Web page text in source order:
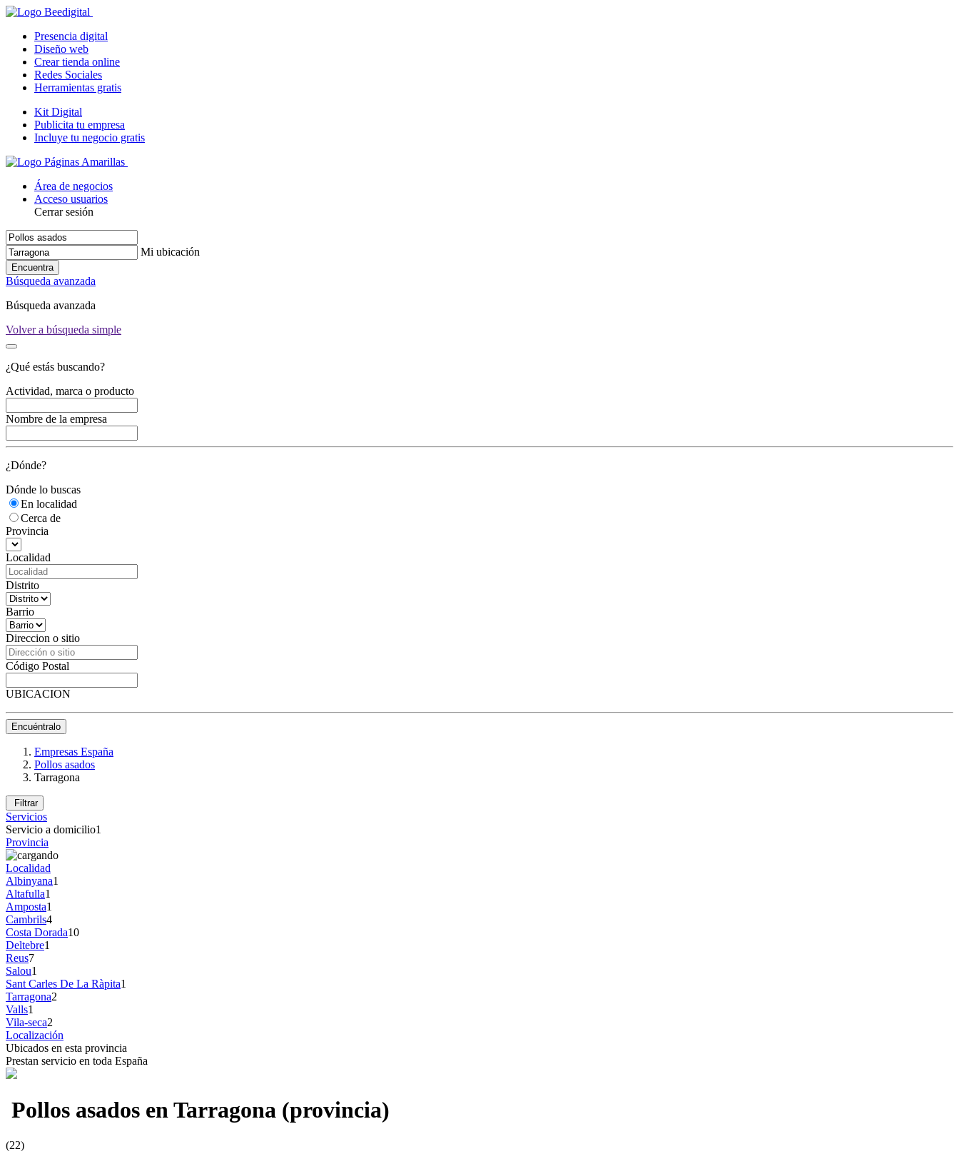
Presencia digital
Diseño web
Crear tienda online
Redes Sociales
Herramientas gratis
Kit Digital
Publicita tu empresa
Incluye tu negocio gratis
Área de negocios
Acceso usuarios
Cerrar sesión
Mi ubicación
Encuentra
Búsqueda avanzada
Búsqueda avanzada
Volver a búsqueda simple
¿Qué estás buscando?
Actividad, marca o producto
Nombre de la empresa
¿Dónde?
Dónde lo buscas
En localidad
Cerca de
Provincia
Localidad
Distrito
Barrio
Direccion o sitio
Código Postal
UBICACION
Encuéntralo
Empresas España
Pollos asados
Tarragona
Filtrar
Servicios
Servicio a domicilio1
Provincia
Localidad
Albinyana1
Altafulla1
Amposta1
Cambrils4
Costa Dorada10
Deltebre1
Reus7
Salou1
Sant Carles De La Ràpita1
Tarragona2
Valls1
Vila-seca2
Localización
Ubicados en esta provincia
Prestan servicio en toda España
Pollos asados en Tarragona (provincia)
(22)